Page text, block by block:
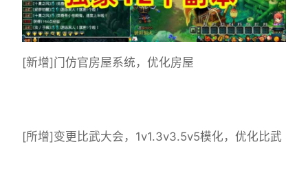
[新增]门仿官房屋系统，优化房屋
[所增]变更比武大会，1v1.3v3.5v5模化，优化比武